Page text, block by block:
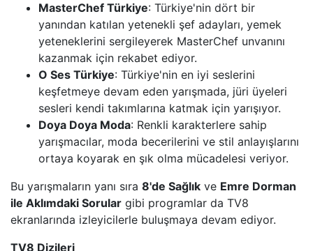
MasterChef Türkiye: Türkiye'nin dört bir
yanından katılan yetenekli şef adayları, yemek
yeteneklerini sergileyerek MasterChef unvanını
kazanmak için rekabet ediyor.
O Ses Türkiye: Türkiye'nin en iyi seslerini
keşfetmeye devam eden yarışmada, jüri üyeleri
sesleri kendi takımlarına katmak için yarışıyor.
Doya Doya Moda: Renkli karakterlere sahip
yarışmacılar, moda becerilerini ve stil anlayışlarını
ortaya koyarak en şık olma mücadelesi veriyor.
Bu yarışmaların yanı sıra 8'de Sağlık ve Emre Dorman
ile Aklımdaki Sorular gibi programlar da TV8
ekranlarında izleyicilerle buluşmaya devam ediyor.
TV8 Dizileri